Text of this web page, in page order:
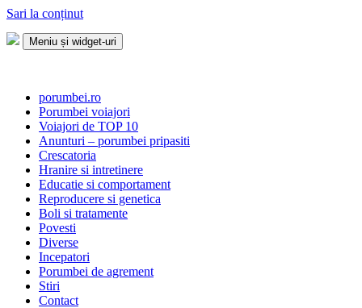
Sari la conținut
Meniu și widget-uri
porumbei.ro
Porumbei voiajori
Voiajori de TOP 10
Anunturi – porumbei pripasiti
Crescatoria
Hranire si intretinere
Educatie si comportament
Reproducere si genetica
Boli si tratamente
Povesti
Diverse
Incepatori
Porumbei de agrement
Stiri
Contact